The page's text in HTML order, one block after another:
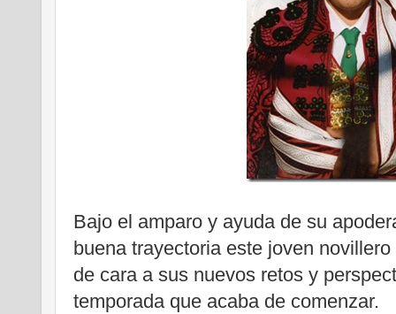
Bajo el amparo y ayuda de su
buena trayectoria este joven
de cara a sus nuevos retos y
temporada que acaba de comenzar.